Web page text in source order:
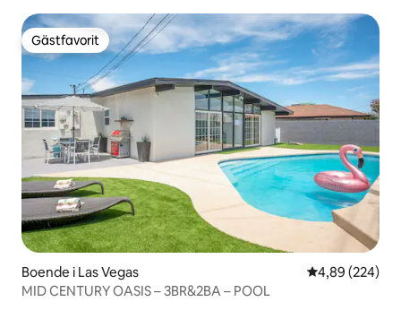
Gästfavorit
Gästfavorit
Boende i Las Vegas 4,89 av 5 i
4,89 (224)
MID CENTURY OASIS – 3BR&2BA – POOL